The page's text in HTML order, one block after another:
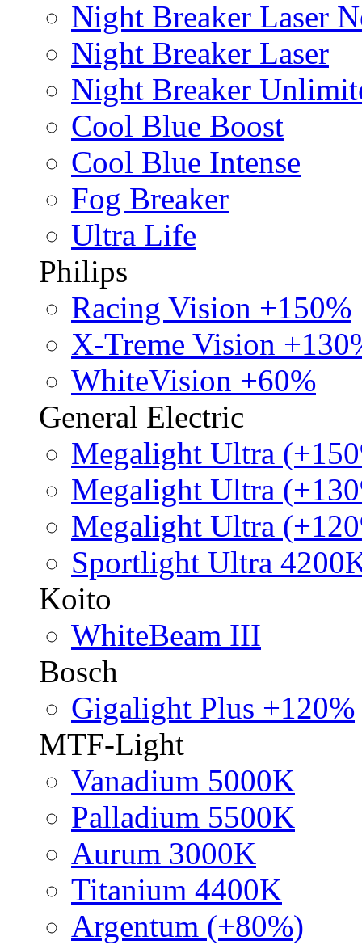
Night Breaker Laser
Night Breaker Laser
Night Breaker
Cool Blue Boost
Cool Blue Intense
Fog Breaker
Ultra Life
Philips
Racing Vision +150%
X-Treme Vision
WhiteVision +60%
General Electric
Megalight Ultra
Megalight Ultra
Megalight Ultra
Sportlight Ultra
Koito
WhiteBeam III
Bosch
Gigalight Plus +120%
MTF-Light
Vanadium 5000K
Palladium 5500K
Aurum 3000K
Titanium 4400K
Argentum (+80%)